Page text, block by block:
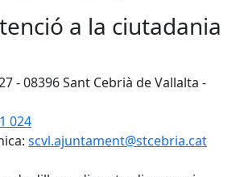
a la ciutadania
- 08396 Sant Cebrià de Vallalta -
024
scvl.ajuntament@stcebria.cat